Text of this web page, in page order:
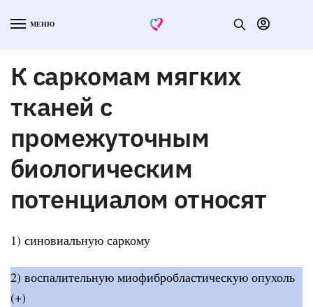
МЕНЮ
К саркомам мягких
тканей с
промежуточным
биологическим
потенциалом относят
1) синовиальную саркому
2) воспалительную миофибробластическую опухоль
(+)